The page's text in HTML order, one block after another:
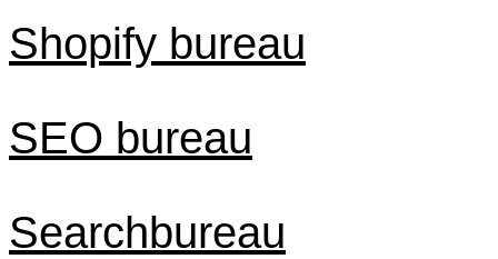
Shopify bureau
SEO bureau
Searchbureau